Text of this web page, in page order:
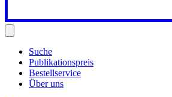
Suche
Publikationspreis
Bestellservice
Über uns